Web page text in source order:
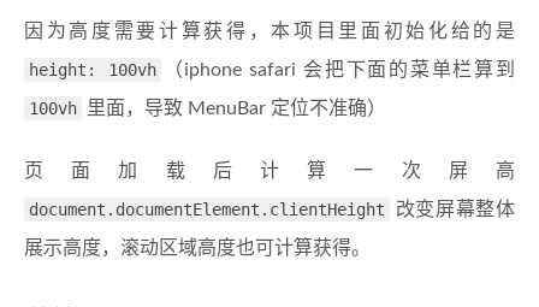
因为高度需要计算获得，本项目里面初始化给的是
height: 100vh
（iphone safari 会把下面的菜单栏算到
100vh
里面，导致 MenuBar 定位不准确）
页面加载后计算一次屏高
document.documentElement.clientHeight
改变屏幕整体
展示高度，滚动区域高度也可计算获得。